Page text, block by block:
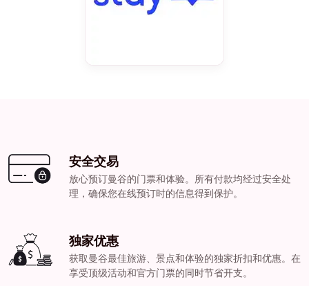
安全交易
放心预订曼谷的门票和体验。所有付款均经过安全处
理，确保您在线预订时的信息得到保护。
独家优惠
获取曼谷最佳旅游、景点和体验的独家折扣和优惠。在
享受顶级活动和官方门票的同时节省开支。